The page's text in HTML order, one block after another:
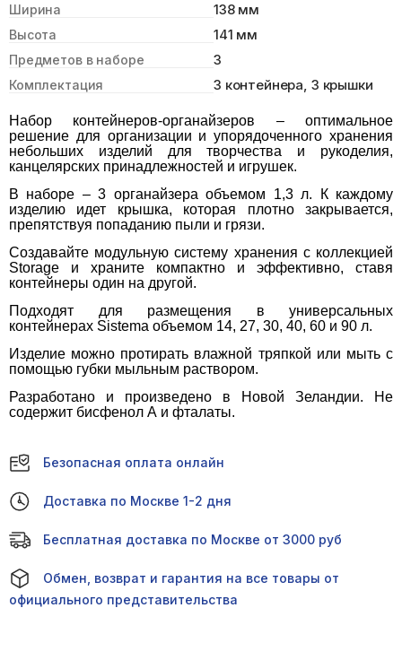
Ширина 138 мм
Высота 141 мм
Предметов в наборе 3
Комплектация 3 контейнера, 3 крышки
Набор контейнеров-органайзеров – оптимальное
решение для организации и упорядоченного хранения
небольших изделий для творчества и рукоделия,
канцелярских принадлежностей и игрушек.
В наборе – 3 органайзера объемом 1,3 л. К каждому
изделию идет крышка, которая плотно закрывается,
препятствуя попаданию пыли и грязи.
Создавайте модульную систему хранения с коллекцией
Storage и храните компактно и эффективно, ставя
контейнеры один на другой.
Подходят для размещения в универсальных
контейнерах Sistema объемом 14, 27, 30, 40, 60 и 90 л.
Изделие можно протирать влажной тряпкой или мыть с
помощью губки мыльным раствором.
Разработано и произведено в Новой Зеландии. Не
содержит бисфенол А и фталаты.
Безопасная оплата онлайн
Доставка по Москве 1-2 дня
Бесплатная доставка по Москве от 3000 руб
Обмен, возврат и гарантия на все товары от
официального представительства